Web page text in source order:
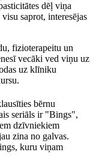
dēļ viņa
saprot, interesējas
fizioterapeitu un
vecāki ved viņu uz
uz klīniku
bērnu
seriāls ir "Bings",
dzīvniekiem
zina no galvas.
kuru viņam